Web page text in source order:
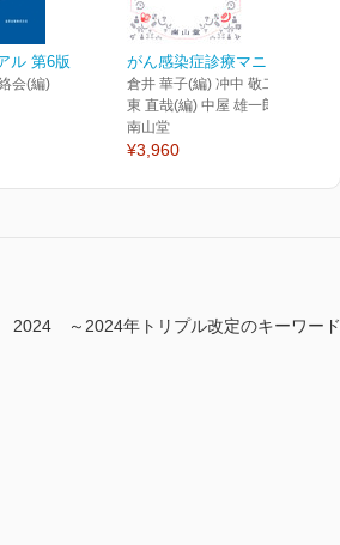
ル 第6版
会(編)
がん感染症診療マニュアル
倉井 華子(編) 冲中 敬二(編) 伊
東 直哉(編) 中屋 雄一郎(編)
南山堂
¥3,960
～2024年トリプル改定のキーワード